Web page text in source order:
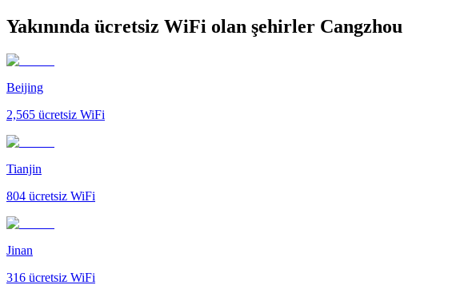
Yakınında ücretsiz WiFi olan şehirler Cangzhou
Beijing
2,565 ücretsiz WiFi
Tianjin
804 ücretsiz WiFi
Jinan
316 ücretsiz WiFi